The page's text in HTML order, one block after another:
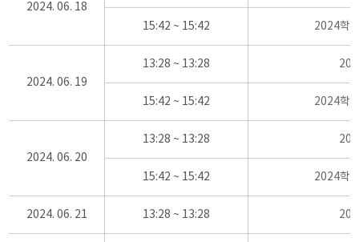
2024. 06. 18
15:42 ~ 15:42 2024학
2024. 06. 19
13:28 ~ 13:28
15:42 ~ 15:42 2024학
2024. 06. 20
13:28 ~ 13:28
15:42 ~ 15:42 2024학
2024. 06. 21 13:28 ~ 13:28